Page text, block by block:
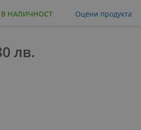
В НАЛИЧНОСТ Оцени продукта
лв.